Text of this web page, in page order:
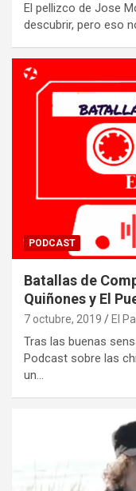
El pellizco de Jose
descubrir, pero eso
PODCAST
Batallas de
Quiñones y El
7 octubre, 2019 El
Tras las buenas
Podcast sobre las
un…